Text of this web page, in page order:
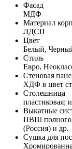
Фасад
МДФ
Материал
ЛДСП
Цвет
Белый,
Стиль
Евро,
Стеновая
ХДФ в цвет
Столешница
пластиковая;
Выкатные
ПВШ полного
(Россия) и др.
Сушка для